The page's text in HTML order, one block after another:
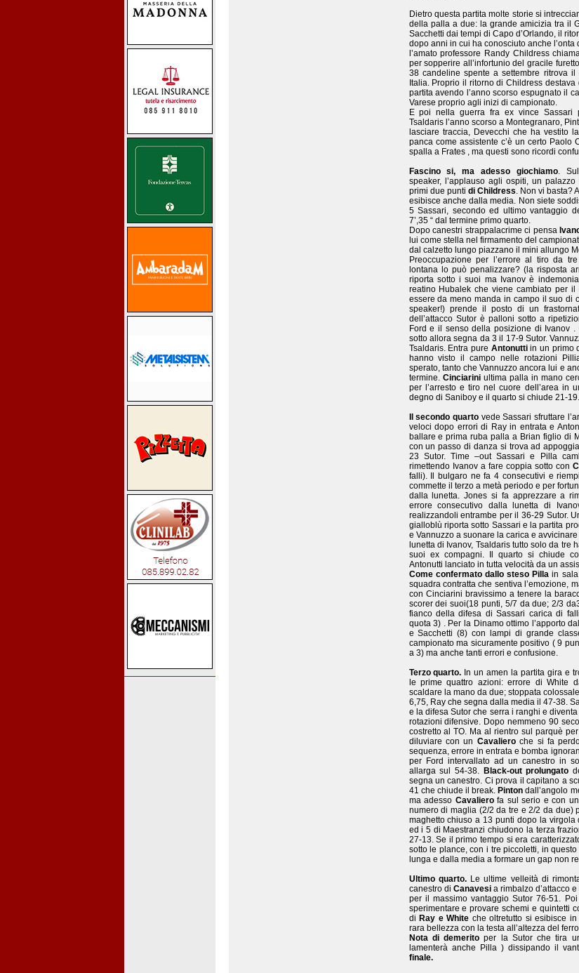
Dietro questa partita molte storie si
della palla a due: la grande amicizia tra il
Sacchetti dai tempi di Capo d’Orlando, il
dopo anni in cui ha conosciuto anche
l’amato professore Randy Childress
per sopperire all’infortunio del gracile
38 candeline spente a settembre ritrova
Italia. Proprio il ritorno di Childress
partita avendo l’anno scorso espugnato il
Varese proprio agli inizi di campionato.
E poi nella guerra fra ex vince Sassari
Tsaldaris l’anno scorso a Montegranaro,
lasciare traccia, Devecchi che ha vestito
panca come assistente c’è un certo Paolo
spalla a Frates , ma questi sono ricordi
Fascino si, ma adesso giochiamo.
speaker, l’applauso agli ospiti, un
primi due punti di Childress. Non vi basta?
esibisce anche dalla media. Non siete
5 Sassari, secondo ed ultimo vantaggio
7’,35 “ dal termine primo quarto.
Dopo canestri strappalacrime ci pensa
lui come stella nel firmamento del
dal calzetto lungo piazzano il mini allungo
Preoccupazione per l’errore al tiro da
lontana lo può penalizzare? (la risposta
riporta sotto i suoi ma Ivanov è
reatino Hubalek che viene cambiato per il
essere da meno manda in campo il suo di
speaker!) prende il posto di un
dell’attacco Sutor è palloni sotto a
Ford e il senso della posizione di Ivanov .
sotto allora segna da 3 il 17-9 Sutor.
Tsaldaris. Entra pure Antonuttiin un primo
hanno visto il campo nelle rotazioni
sperato, tanto che Vannuzzo ancora lui e
termine. Cinciariniultima palla in mano
per l’arresto e tiro nel cuore dell’area in
degno di Saniboy e il quarto si chiude 21-19.
Il secondo quartovede Sassari sfruttare
veloci dopo errori di Ray in entrata e
ballare e prima ruba palla a Brian figlio di
con un passo di danza si trova ad
23 Sutor. Time –out Sassari e Pilla
rimettendo Ivanov a fare coppia sotto con
falli). Il bulgaro ne fa 4 consecutivi e
commette il terzo a metà periodo e per
dalla lunetta. Jones si fa apprezzare a
errore consecutivo dalla lunetta di
realizzandoli entrambe per il 36-29 Sutor.
gialloblù riporta sotto Sassari e la partita
e Vannuzzo a suonare la carica e
lunetta di Ivanov, Tsaldaris tutto solo da
suoi ex compagni. Il quarto si chiude
Antonutti lanciato in tutta velocità da un
Come confermato dallo steso Pilla in
squadra contratta che sentiva l’emozione,
con Cinciarini bravissimo a tenere la
scorer dei suoi(18 punti, 5/7 da due; 2/3
fianco della difesa di Sassari carica di
quota 3) . Per la Dinamo ottimo l’apporto
e Sacchetti (8) con lampi di grande
campionato ma sicuramente positivo ( 9
a 3) ma anche tanti errori e confusione.
Terzo quarto. In un amen la partita gira e
le prime quattro azioni: errore di White
scaldare la mano da due; stoppata
6,75, Ray che segna dalla media il 47-38.
e la difesa Sutor che serra i ranghi e
rotazioni difensive. Dopo nemmeno 90
costretto al TO. Ma al rientro sul parquè
diluviare con un Cavalieroche si fa
sequenza, errore in entrata e bomba
per Ford intervallato ad un canestro in
allarga sul 54-38. Black-out prolungato
segna un canestro. Ci prova il capitano a
41 che chiude il break. Pinton dall’angolo
ma adesso Cavalierofa sul serio e con
numero di maglia (2/2 da tre e 2/2 da due)
maghetto chiuso a 13 punti dopo la
ed i 5 di Maestranzi chiudono la terza
27-13. Se il primo tempo si era
sotto le plance, con i tre piccoletti, in
lunga e dalla media a formare un gap non
Ultimo quarto. Le ultime velleità di
canestro di Canavesia rimbalzo d’attacco
per il massimo vantaggio Sutor 76-51.
sperimentare e provare schemi e quintetti
di Ray e White che oltretutto si esibisce
rara bellezza con la testa all’altezza del
Nota di demerito per la Sutor che tira
lamenterà anche Pilla ) dissipando il
finale.